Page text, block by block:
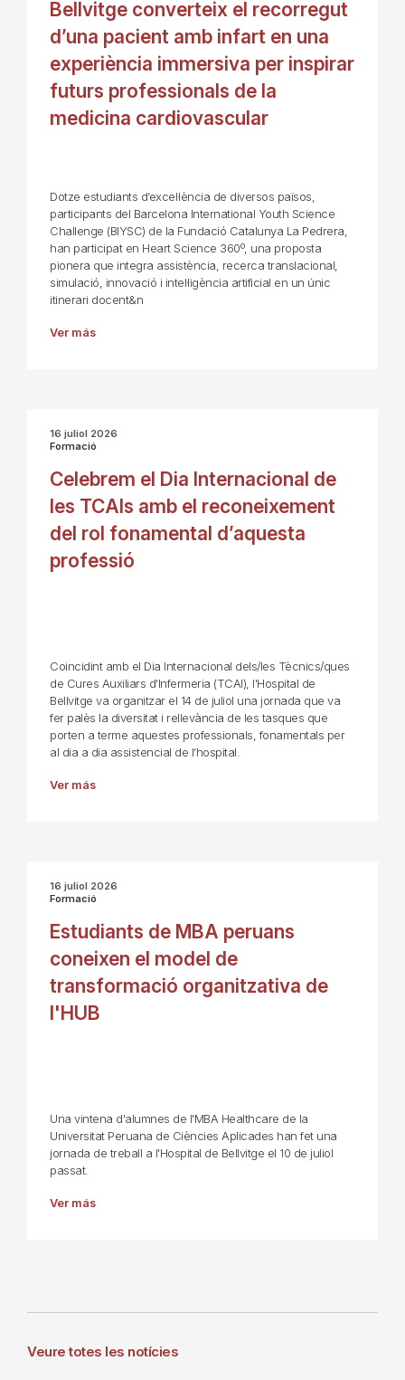
Bellvitge converteix el recorregut
d’una pacient amb infart en una
experiència immersiva per inspirar
futurs professionals de la
medicina cardiovascular
Dotze estudiants d’excel·lència de diversos països,
participants del Barcelona International Youth Science
Challenge (BIYSC) de la Fundació Catalunya La Pedrera,
han participat en Heart Science 360º, una proposta
pionera que integra assistència, recerca translacional,
simulació, innovació i intel·ligència artificial en un únic
itinerari docent&n
Ver más
16 juliol 2026
Formació
Celebrem el Dia Internacional de
les TCAIs amb el reconeixement
del rol fonamental d’aquesta
professió
Coincidint amb el Dia Internacional dels/les Tècnics/ques
de Cures Auxiliars d'Infermeria (TCAI), l'Hospital de
Bellvitge va organitzar el 14 de juliol una jornada que va
fer palès la diversitat i rellevància de les tasques que
porten a terme aquestes professionals, fonamentals per
al dia a dia assistencial de l’hospital.
Ver más
16 juliol 2026
Formació
Estudiants de MBA peruans
coneixen el model de
transformació organitzativa de
l'HUB
Una vintena d'alumnes de l'MBA Healthcare de la
Universitat Peruana de Ciències Aplicades han fet una
jornada de treball a l'Hospital de Bellvitge el 10 de juliol
passat.
Ver más
Veure totes les notícies